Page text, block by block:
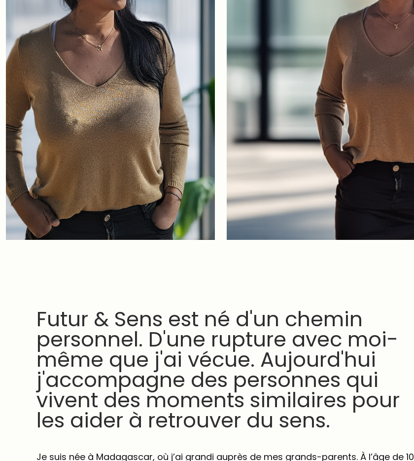
Futur & Sens est né d'un chemin
personnel. D'une rupture avec moi-
même que j'ai vécue. Aujourd'hui
j'accompagne des personnes qui
vivent des moments similaires pour
les aider à retrouver du sens.
Je suis née à Madagascar, où j’ai grandi auprès de mes grands-parents. À l’âge de 10